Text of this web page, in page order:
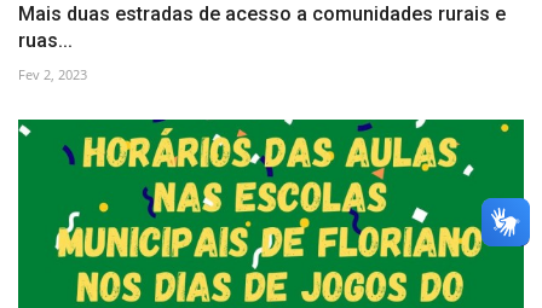
Mais duas estradas de acesso a comunidades rurais e
ruas...
Fev 2, 2023